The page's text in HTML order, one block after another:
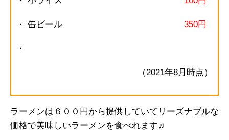
・ 缶ビール 350円
・
（2021年8月時点）
ラーメンは６００円から提供していてリーズナブルな
価格で美味しいラーメンを食べれます♬